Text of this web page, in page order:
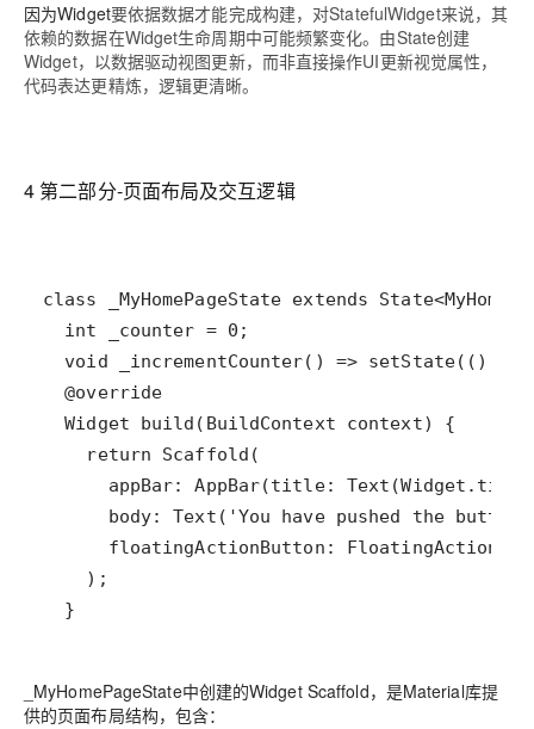
因为Widget要依据数据才能完成构建，对StatefulWidget来说，其
依赖的数据在Widget生命周期中可能频繁变化。由State创建
Widget，以数据驱动视图更新，而非直接操作UI更新视觉属性，
代码表达更精炼，逻辑更清晰。
4 第二部分-页面布局及交互逻辑
_MyHomePageState中创建的Widget Scaffold，是Material库提
供的页面布局结构，包含：